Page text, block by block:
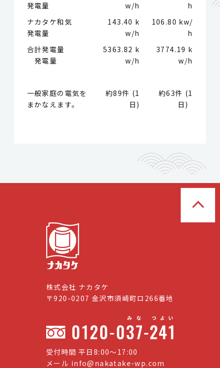
発電量
w/h
h
ナカタケ和気
発電量
143.40 k
w/h
106.80 kw/
h
合計発電量
発電量
5363.82 k
w/h
3774.19 k
w/h
一般家庭の電気を
まかなえます。
約89件 (1
日)
約63件 (1
日)
株式会社 ナカタケ
〒920-0207 金沢市須崎町ロ266番地
受付時間 平日8:00〜17:00
メール info@nakatake-wp.com